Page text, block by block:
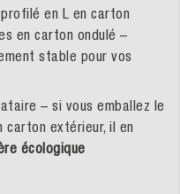
en L en carton
en carton ondulé –
stable pour vos
– si vous emballez le
carton extérieur, il en
écologique